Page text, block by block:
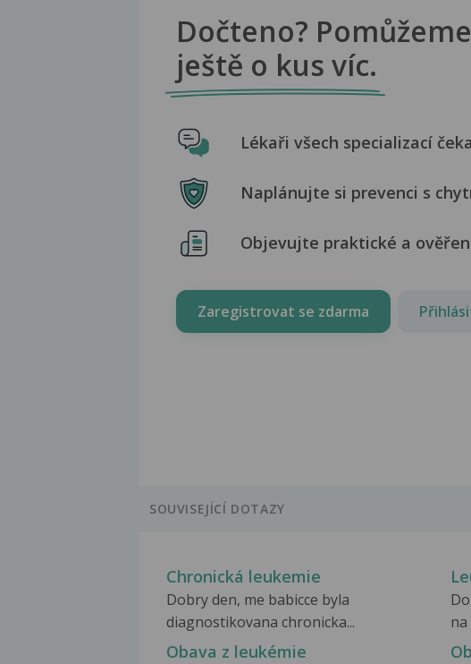
Dočteno?
ještě o kus víc.
Lékaři všech specializací
Naplánujte si prevenci s
Objevujte praktické a
Zaregistrovat se zdarma
SOUVISEJÍCÍ DOTAZY
Chronická leukemie
Dobry den, me babicce byla
diagnostikovana chronicka...
Obava z leukémie